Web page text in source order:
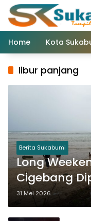
Langsung
konten
Home
Kota
libur panjang
Berita Sukabumi
Long
Cigebang
dari
31 Mei 2026